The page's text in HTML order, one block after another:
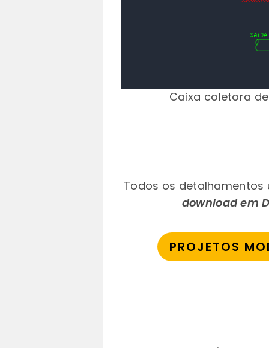
Caixa coletora
Todos os
download em
PROJETOS